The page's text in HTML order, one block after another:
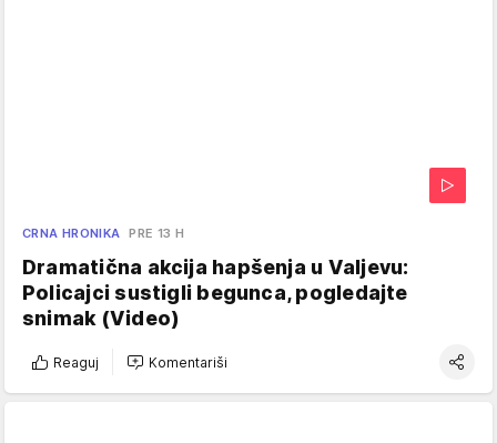
CRNA HRONIKA PRE 13 H
Dramatična akcija hapšenja u Valjevu:
Policajci sustigli begunca, pogledajte
snimak (Video)
Reaguj Komentariši